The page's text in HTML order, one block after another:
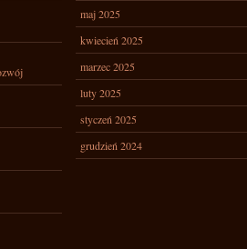
maj 2025
kwiecień 2025
marzec 2025
luty 2025
styczeń 2025
grudzień 2024